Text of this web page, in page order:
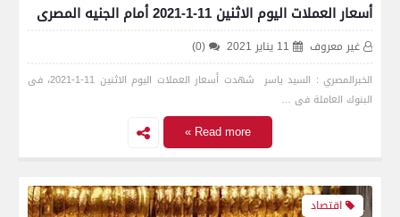
أسعار العملات اليوم الاثنين 11-1-2021 أمام الجنيه المصرى
غير معروف 11 يناير 2021 (0)
الخبرالمصري : السيد ياسر شهدت أسعار العملات اليوم الاثنين 11-1-2021، فى
البنوك العاملة فى …
Read more »
اقتصاد